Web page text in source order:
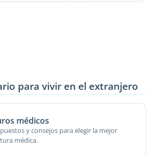
para vivir en el extranjero
médicos
y consejos para elegir la mejor
médica.